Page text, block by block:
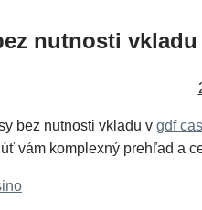
nutnosti
bez nutnosti vkladu v gdf
vám komplexný prehľad a